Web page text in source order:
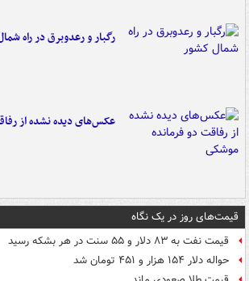
رگبار و رعدوبرق در راه
عکس‌های دیده نشده از
قیمت‌های روز در یک نگاه
قیمت نفت به ۸۳ دلار و ۵۵ سنت در هر بشکه رسید
حواله دلار ۱۵۴ هزار و ۴۵۱ تومان شد